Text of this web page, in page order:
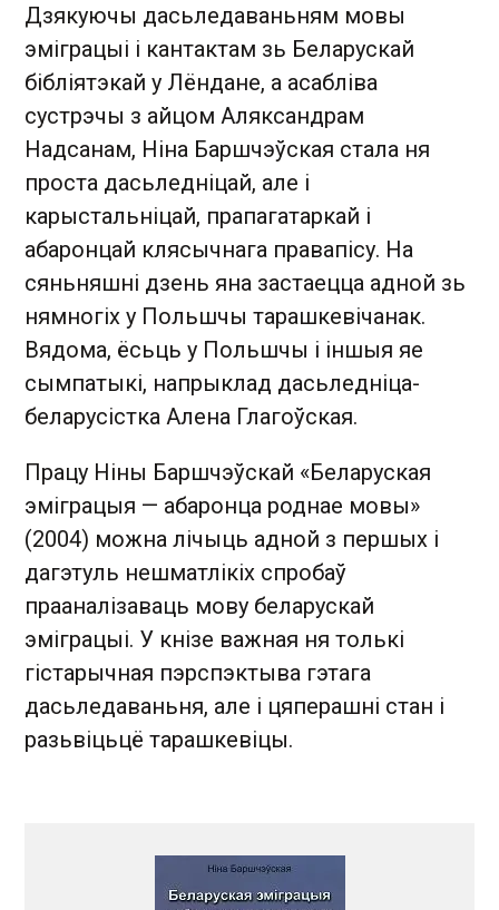
Дзякуючы дасьледаваньням мовы
эміграцыі і кантактам зь Беларускай
бібліятэкай у Лёндане, а асабліва
сустрэчы з айцом Аляксандрам
Надсанам, Ніна Баршчэўская стала ня
проста дасьледніцай, але і
карыстальніцай, прапагатаркай і
абаронцай клясычнага правапісу. На
сяньняшні дзень яна застаецца адной зь
нямногіх у Польшчы тарашкевічанак.
Вядома, ёсьць у Польшчы і іншыя яе
сымпатыкі, напрыклад дасьледніца-
беларусістка Алена Глагоўская.
Працу Ніны Баршчэўскай «Беларуская
эміграцыя — абаронца роднае мовы»
(2004) можна лічыць адной з першых і
дагэтуль нешматлікіх спробаў
прааналізаваць мову беларускай
эміграцыі. У кнізе важная ня толькі
гістарычная пэрспэктыва гэтага
дасьледаваньня, але і цяперашні стан і
разьвіцьцё тарашкевіцы.